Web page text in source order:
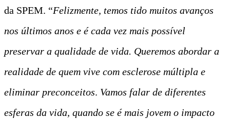
da SPEM. “Felizmente, temos tido muitos avanços
nos últimos anos e é cada vez mais possível
preservar a qualidade de vida. Queremos abordar a
realidade de quem vive com esclerose múltipla e
eliminar preconceitos. Vamos falar de diferentes
esferas da vida, quando se é mais jovem o impacto